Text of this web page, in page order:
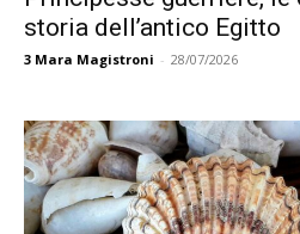
storia dell’antico Egitto
3 Mara Magistroni - 28/07/2026